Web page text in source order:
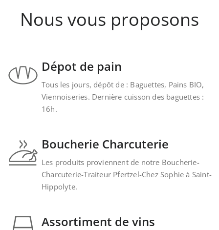
Nous vous proposons
Dépot de pain
Tous les jours, dépôt de : Baguettes, Pains BIO,
Viennoiseries. Dernière cuisson des baguettes :
16h.
Boucherie Charcuterie
Les produits proviennent de notre Boucherie-
Charcuterie-Traiteur Pfertzel-Chez Sophie à Saint-
Hippolyte.
Assortiment de vins